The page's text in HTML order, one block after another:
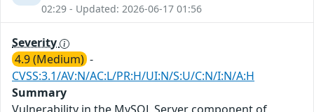
02:29 - Updated: 2026-06-17 01:56
Severity
4.9 (Medium) -
CVSS:3.1/AV:N/AC:L/PR:H/UI:N/S:U/C:N/I:N/A:H
Summary